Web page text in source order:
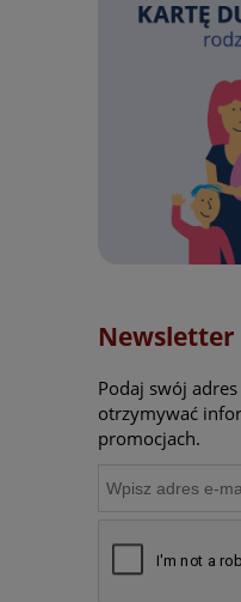
Podaj swój
otrzymywać
promocjach.